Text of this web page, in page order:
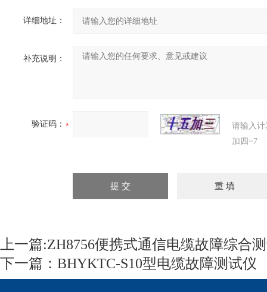
详细地址：
补充说明：
验证码：
请输入
加四=7
上一篇:ZH8756便携式通信电缆故障综合
下一篇： BHYKTC-S10型电缆故障测试仪